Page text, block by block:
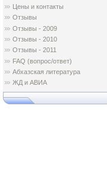
Цены и контакты
Отзывы
Oтзывы - 2009
Oтзывы - 2010
Oтзывы - 2011
FAQ (вопрос/ответ)
Абхазская литература
ЖД и АВИА